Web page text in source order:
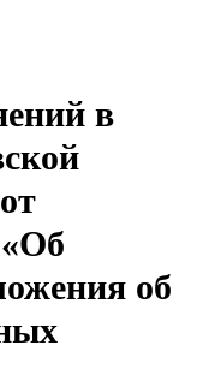
в
об